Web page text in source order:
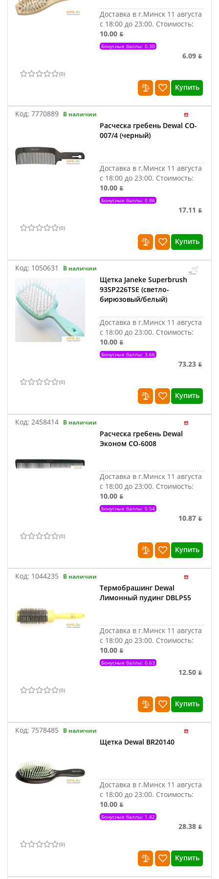
Доставка в г.Минск 11 августа
с 18:00 до 23:00. Стоимость:
10.00 ƃ
Бонусные баллы: 0.30
6.09 ƃ
(0)
Купить
Код: 7770889 В наличии
Расческа гребень Dewal CO-
007/4 (черный)
Доставка в г.Минск 11 августа
с 18:00 до 23:00. Стоимость:
10.00 ƃ
Бонусные баллы: 0.86
17.11 ƃ
(0)
Купить
Код: 1050631 В наличии
Щетка Janeke Superbrush
93SP226TSE (светло-
бирюзовый/белый)
Доставка в г.Минск 11 августа
с 18:00 до 23:00. Стоимость:
10.00 ƃ
Бонусные баллы: 3.66
73.23 ƃ
(0)
Купить
Код: 2458414 В наличии
Расческа гребень Dewal
Эконом CO-6008
Доставка в г.Минск 11 августа
с 18:00 до 23:00. Стоимость:
10.00 ƃ
Бонусные баллы: 0.54
10.87 ƃ
(0)
Купить
Код: 1044235 В наличии
Термобрашинг Dewal
Лимонный пудинг DBLP55
Доставка в г.Минск 11 августа
с 18:00 до 23:00. Стоимость:
10.00 ƃ
Бонусные баллы: 0.63
12.50 ƃ
(0)
Купить
Код: 7578485 В наличии
Щетка Dewal BR20140
Доставка в г.Минск 11 августа
с 18:00 до 23:00. Стоимость:
10.00 ƃ
Бонусные баллы: 1.42
28.38 ƃ
(0)
Купить